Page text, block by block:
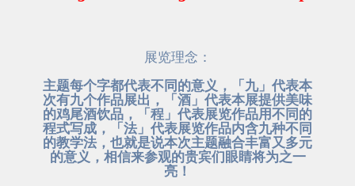
展览理念：
主题每个字都代表不同的意义，「九」代表本
次有九个作品展出，「酒」代表本展提供美味
的鸡尾酒饮品，「程」代表展览作品用不同的
程式写成，「法」代表展览作品内含九种不同
的教学法，也就是说本次主题融合丰富又多元
的意义，相信来参观的贵宾们眼睛将为之一
亮！